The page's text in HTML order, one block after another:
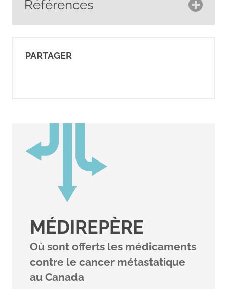
Références
(2025).
status.html
American Cancer Society.
(2021).
receptor status
https://www.cancer.org/cancer/
breast-cancer/understanding-
a-breast-cancer-
diagnosis/breast-cancer-
hormone-receptor-status.html
PARTAGER
MÉDIREPÈRE
Où sont offerts les médicaments
contre le cancer métastatique
au Canada